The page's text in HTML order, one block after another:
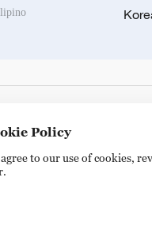
号
Policy
to our use of cookies,